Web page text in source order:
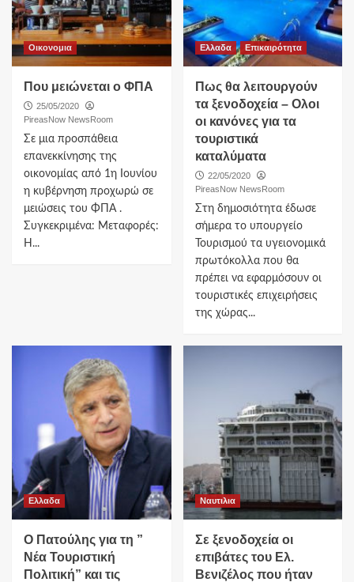
Οικονομια
Που μειώνεται ο ΦΠΑ
25/05/2020
PireasNow NewsRoom
Σε μια προσπάθεια
επανεκκίνησης της
οικονομίας από 1η Ιουνίου
η κυβέρνηση προχωρώ σε
μειώσεις του ΦΠΑ .
Συγκεκριμένα: Μεταφορές:
Η...
Ελλαδα Επικαιρότητα
Πως θα λειτουργούν
τα ξενοδοχεία – Ολοι
οι κανόνες για τα
τουριστικά
καταλύματα
22/05/2020
PireasNow NewsRoom
Στη δημοσιότητα έδωσε
σήμερα το υπουργείο
Τουρισμού τα υγειονομικά
πρωτόκολλα που θα
πρέπει να εφαρμόσουν οι
τουριστικές επιχειρήσεις
της χώρας...
Ελλαδα
O Πατούλης για τη ”
Νέα Τουριστική
Πολιτική” και τις
Ναυτιλια
Σε ξενοδοχεία οι
επιβάτες του Ελ.
Βενιζέλος που ήταν